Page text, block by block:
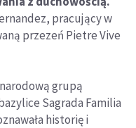
pracujący w
przezeń Pietre Vive
grupą
Sagrada Familia
historię i